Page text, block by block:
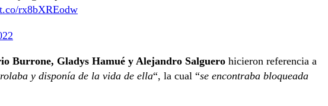
rx8bXREodw
Burrone, Gladys Hamué y Alejandro Salguero hicieron referencia a
y disponía de la vida de ella“, la cual “se encontraba bloqueada